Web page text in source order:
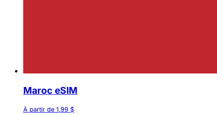
Maroc eSIM
À partir de 1,99 $